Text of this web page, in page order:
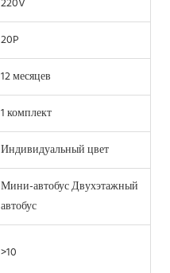
20P
12 месяцев
1 комплект
Индивидуальный цвет
Мини-автобус Двухэтажный
автобус
>10